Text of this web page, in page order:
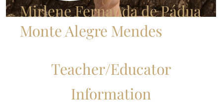
Mirlene Fernanda de Pádua
Monte Alegre Mendes
Teacher/Educator
Information